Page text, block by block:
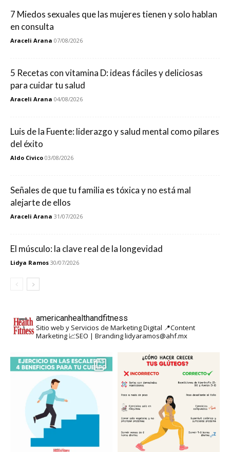
7 Miedos sexuales que las mujeres tienen y solo hablan
en consulta
Araceli Arana 07/08/2026
5 Recetas con vitamina D: ideas fáciles y deliciosas
para cuidar tu salud
Araceli Arana 04/08/2026
Luis de la Fuente: liderazgo y salud mental como pilares
del éxito
Aldo Civico 03/08/2026
Señales de que tu familia es tóxica y no está mal
alejarte de ellos
Araceli Arana 31/07/2026
El músculo: la clave real de la longevidad
Lidya Ramos 30/07/2026
americanhealthandfitness
Sitio web y Servicios de Marketing Digital 📍Content
Marketing 📈SEO | Brandinglidyaramos@ahf.mx